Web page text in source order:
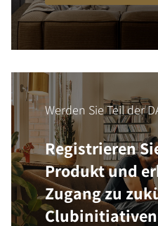
Werden Sie Teil der
Registrieren
Produkt und
Zugang zu